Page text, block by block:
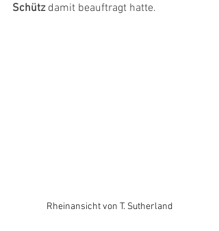
Schütz damit beauftragt hatte.
Rheinansicht von T. Sutherland